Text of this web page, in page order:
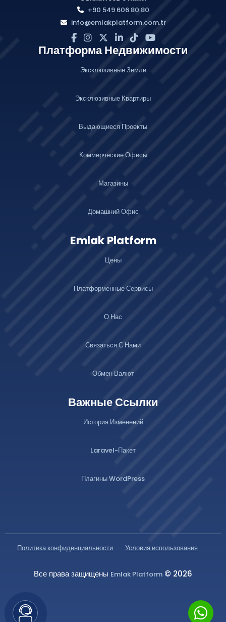
+90 549 606 80 80
info@emlakplatform.com.tr
Платформа Недвижимости
Эксклюзивные Земли
Эксклюзивные Квартиры
Выдающиеся Проекты
Коммерческие Офисы
Магазины
Домашний Офис
Emlak Platform
Цены
Платформенные Сервисы
О Нас
Связаться С Нами
Обмен Валют
Важные Ссылки
История Изменений
Laravel-Пакет
Плагины WordPress
Политика конфиденциальности Условия использования
Все права защищены Emlak Platform © 2026